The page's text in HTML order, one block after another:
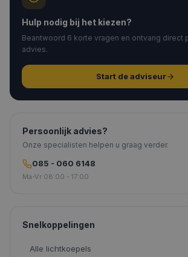
Hulp nodig bij het kiezen?
Beantwoord 6 korte vragen en ontvang direct
advies.
Start de adviseur
Persoonlijk advies?
Onze specialisten helpen u graag verder.
085 - 060 6148
Ma-Vr 08:00 - 17:00
Snelkoppelingen
Alle lichtkoepels